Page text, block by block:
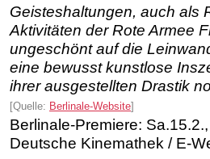
Geisteshaltungen, auch als
Aktivitäten der Rote Armee
ungeschönt auf die
eine bewusst kunstlose
ihrer ausgestellten Drastik
[Quelle: Berlinale-Website]
Berlinale-Premiere:
Deutsche Kinemathek / E-